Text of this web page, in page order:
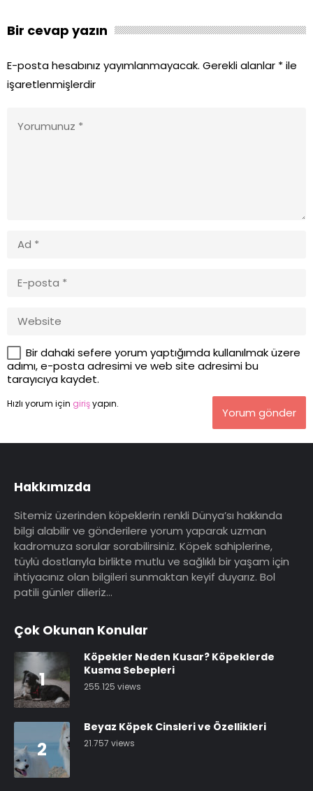
Bir cevap yazın
E-posta hesabınız yayımlanmayacak. Gerekli alanlar *ile
işaretlenmişlerdir
Bir dahaki sefere yorum yaptığımda kullanılmak üzere
adımı, e-posta adresimi ve web site adresimi bu
tarayıcıya kaydet.
Hızlı yorum için girişyapın.
Yorum gönder
Hakkımızda
Sitemiz üzerinden köpeklerin renkli Dünya’sı hakkında
bilgi alabilir ve gönderilere yorum yaparak uzman
kadromuza sorular sorabilirsiniz. Köpek sahiplerine,
tüylü dostlarıyla birlikte mutlu ve sağlıklı bir yaşam için
ihtiyacınız olan bilgileri sunmaktan keyif duyarız. Bol
patili günler dileriz…
Çok Okunan Konular
1
Köpekler Neden Kusar? Köpeklerde
Kusma Sebepleri
255.125 views
2
Beyaz Köpek Cinsleri ve Özellikleri
21.757 views